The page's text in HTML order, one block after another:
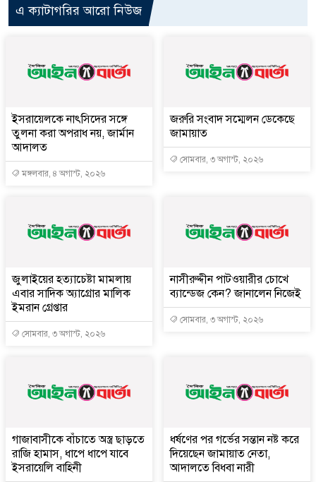
এ ক্যাটাগরির আরো নিউজ
ইসরায়েলকে নাৎসিদের সঙ্গে
তুলনা করা অপরাধ নয়, জার্মান
আদালত
মঙ্গলবার, ৪ অগাস্ট, ২০২৬
জরুরি সংবাদ সম্মেলন ডেকেছে
জামায়াত
সোমবার, ৩ অগাস্ট, ২০২৬
জুলাইয়ের হত্যাচেষ্টা মামলায়
এবার সাদিক অ্যাগ্রোর মালিক
ইমরান গ্রেপ্তার
সোমবার, ৩ অগাস্ট, ২০২৬
নাসীরুদ্দীন পাটওয়ারীর চোখে
ব্যান্ডেজ কেন? জানালেন নিজেই
সোমবার, ৩ অগাস্ট, ২০২৬
গাজাবাসীকে বাঁচাতে অস্ত্র ছাড়তে
রাজি হামাস, ধাপে ধাপে যাবে
ইসরায়েলি বাহিনী
ধর্ষণের পর গর্ভের সন্তান নষ্ট করে
দিয়েছেন জামায়াত নেতা,
আদালতে বিধবা নারী